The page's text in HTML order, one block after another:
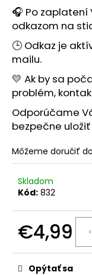
🎧 Po
odkazom na
🕒 Odkaz je
mailu.
💛 Ak by sa
problém,
Odporúčame
bezpečne
Môžeme doručiť
Skladom
Kód: 832
€4,99
cena:
Opýtať sa